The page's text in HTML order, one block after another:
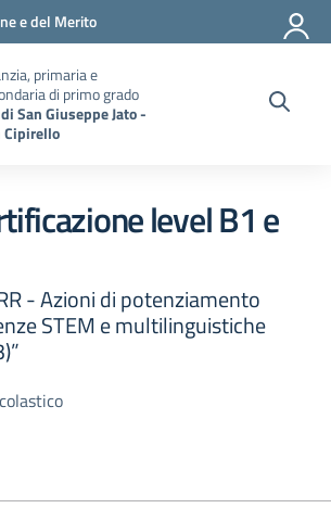
e del Merito
primaria e
di primo grado
San Giuseppe Jato -
Cipirello
level B1 e
- Azioni di potenziamento
STEM e multilinguistiche